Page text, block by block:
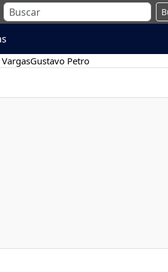
Gustavo Petro